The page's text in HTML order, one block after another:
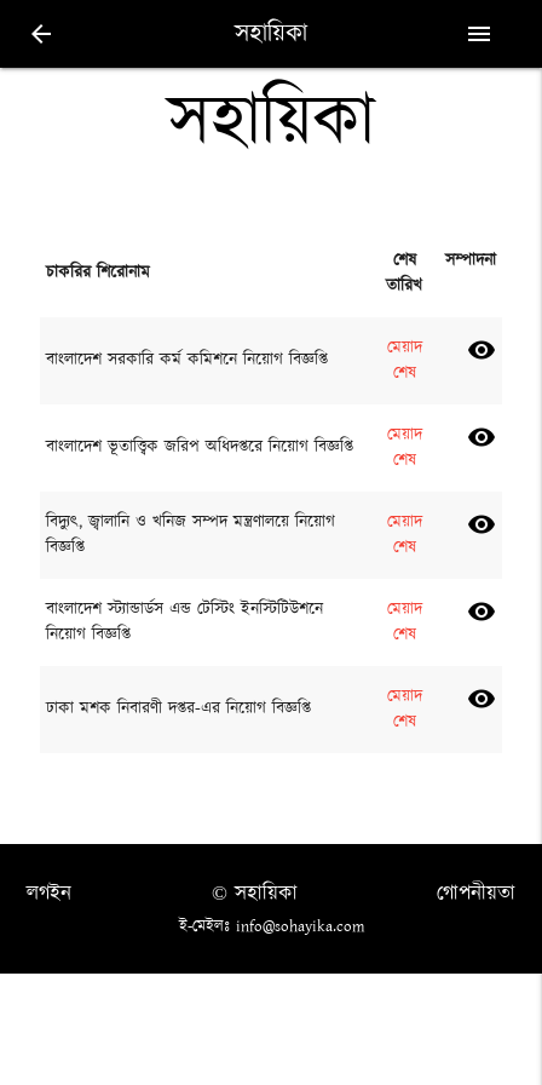
arrow_back সহায়িকা menu
সহায়িকা
চাকরির শিরোনাম
শেষ
তারিখ
সম্পাদনা
বাংলাদেশ সরকারি কর্ম কমিশনে নিয়োগ বিজ্ঞপ্তি
মেয়াদ
শেষ
visibility
বাংলাদেশ ভূতাত্ত্বিক জরিপ অধিদপ্তরে নিয়োগ বিজ্ঞপ্তি
মেয়াদ
শেষ
visibility
বিদ্যুৎ, জ্বালানি ও খনিজ সম্পদ মন্ত্রণালয়ে নিয়োগ
বিজ্ঞপ্তি
মেয়াদ
শেষ
visibility
বাংলাদেশ স্ট্যান্ডার্ডস এন্ড টেস্টিং ইনস্টিটিউশনে
নিয়োগ বিজ্ঞপ্তি
মেয়াদ
শেষ
visibility
ঢাকা মশক নিবারণী দপ্তর-এর নিয়োগ বিজ্ঞপ্তি
মেয়াদ
শেষ
visibility
লগইন গোপনীয়তা
© সহায়িকা
ই-মেইলঃ info@sohayika.com